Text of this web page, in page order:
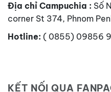
Địa chỉ Campuchia : Số
corner St 374, Phnom
Hotline: ( 0855) 09856
KẾT NỐI QUA